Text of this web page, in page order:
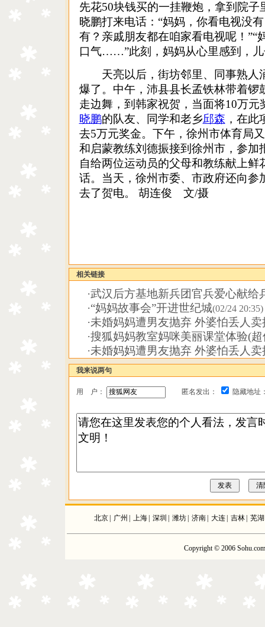
先花50块钱买的一挂鞭炮，拿到院
晓鹏打来电话：“妈妈，你看电视没
有？亲戚朋友都在咱家看电视呢！”“
口气……”此刻，妈妈从心里感到，
天亮以后，街坊邻里、同事熟人
爆了。中午，沛县县长孟铁林带着锣
走边舞，到韩家祝贺，当面将10万
晓鹏的队友、同学和老乡邱森 ，在
去5万元奖金。下午，徐州市体育局
和启蒙教练刘德振接到徐州市，参加
自给两位运动员的父母和教练献上鲜
话。当天，徐州市委、市政府还向参
去了贺电。 胡连俊 文/摄
相关链接
·武汉后方基地新兵团官兵爱心献给
·“妈妈故事会”开进世纪城(02/24 20:35)
·未婚妈妈遭男友抛弃 外婆怕丢人
·搜狐妈妈教室妈咪美丽课堂体验(超
·未婚妈妈遭男友抛弃 外婆怕丢人
我来说两句
用 户： 匿名发出： 隐藏地址
北京 广州 上海 深圳 潍坊 济南 大连 吉林 芜湖
Copyright © 2006